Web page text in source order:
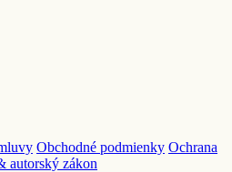
Obchodné podmienky Ochrana
autorský zákon